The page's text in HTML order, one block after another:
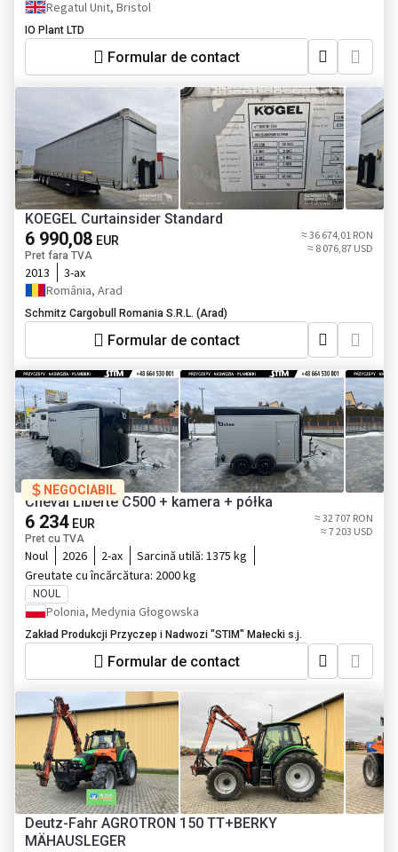
Regatul Unit, Bristol
IO Plant LTD
Formular de contact
KOEGEL Curtainsider Standard
6 990,08 EUR
Pret fara TVA
≈ 36 674,01 RON
≈ 8 076,87 USD
2013
3-ax
România, Arad
Schmitz Cargobull Romania S.R.L. (Arad)
Formular de contact
NEGOCIABIL
Cheval Liberté C500 + kamera + półka
6 234 EUR
Pret cu TVA
≈ 32 707 RON
≈ 7 203 USD
Noul 2026 2-ax Sarcină utilă: 1375 kg
Greutate cu încărcătura: 2000 kg
NOUL
Polonia, Medynia Głogowska
Zakład Produkcji Przyczep i Nadwozi "STIM" Małecki s.j.
Formular de contact
Deutz-Fahr AGROTRON 150 TT+BERKY
MÄHAUSLEGER